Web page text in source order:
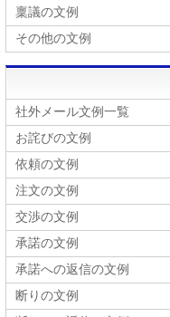
稟議の文例
その他の文例
社外メール文例一覧
お詫びの文例
依頼の文例
注文の文例
交渉の文例
承諾の文例
承諾への返信の文例
断りの文例